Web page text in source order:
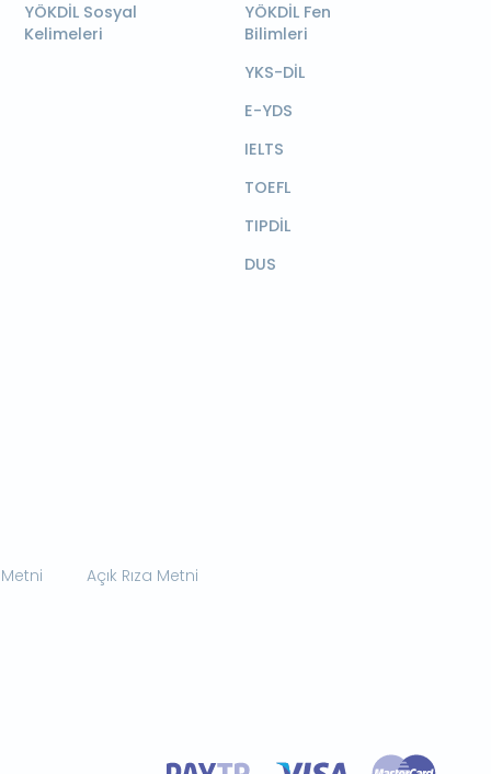
YÖKDİL Sosyal
Kelimeleri
YÖKDİL Fen
Bilimleri
YKS-DİL
E-YDS
IELTS
TOEFL
TIPDİL
DUS
Açık Rıza Metni